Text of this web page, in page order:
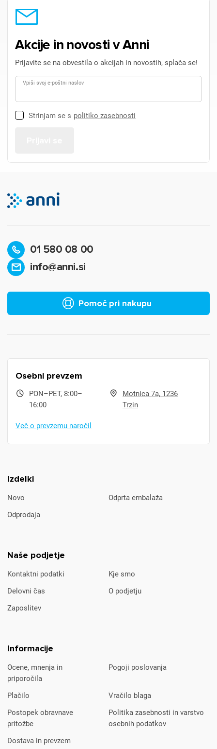
Akcije in novosti v Anni
Prijavite se na obvestila o akcijah in novostih, splača se!
Vpiši svoj e-poštni naslov
Strinjam se s politiko zasebnosti
01 580 08 00
info@anni.si
Pomoč pri nakupu
Izdelki
Novo
Odprta embalaža
Odprodaja
Naše podjetje
Kontaktni podatki
Kje smo
Delovni čas
O podjetju
Zaposlitev
Informacije
Ocene, mnenja in
priporočila
Pogoji poslovanja
Plačilo
Vračilo blaga
Postopek obravnave
pritožbe
Politika zasebnosti in varstvo
osebnih podatkov
Dostava in prevzem
Osebni prevzem
PON–PET, 8:00–
16:00
Motnica 7a, 1236
Trzin
Več o prevzemu naročil